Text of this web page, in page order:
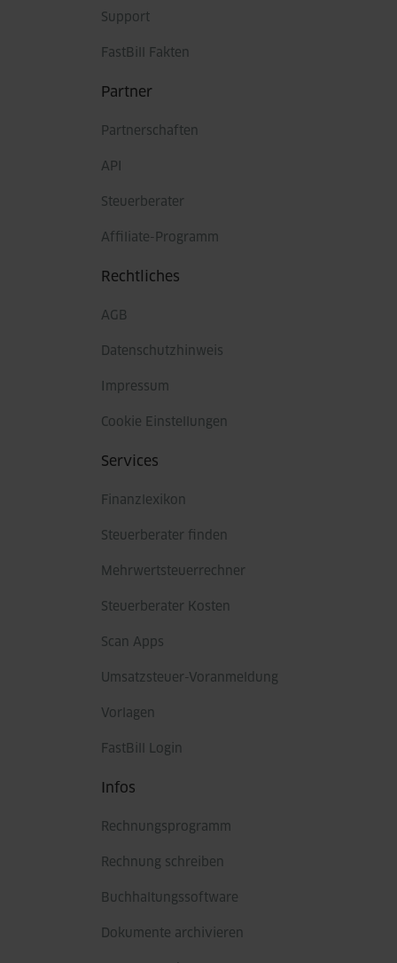
Support
FastBill Fakten
Partner
Partnerschaften
API
Steuerberater
Affiliate-Programm
Rechtliches
AGB
Datenschutzhinweis
Impressum
Cookie Einstellungen
Services
Finanzlexikon
Steuerberater finden
Mehrwertsteuerrechner
Steuerberater Kosten
Scan Apps
Umsatzsteuer-Voranmeldung
Vorlagen
FastBill Login
Infos
Rechnungsprogramm
Rechnung schreiben
Buchhaltungssoftware
Dokumente archivieren